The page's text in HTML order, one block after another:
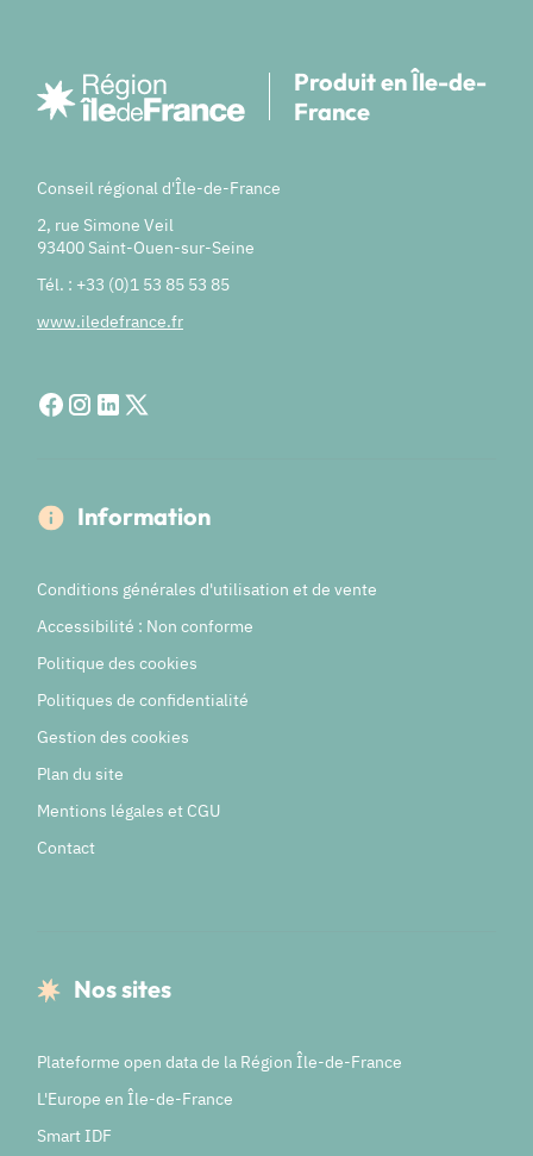
Produit en Île-de-
France
Conseil régional d'Île-de-France
2, rue Simone Veil
93400 Saint-Ouen-sur-Seine
Tél. : +33 (0)1 53 85 53 85
www.iledefrance.fr
Information
Conditions générales d'utilisation et de vente
Accessibilité : Non conforme
Politique des cookies
Politiques de confidentialité
Gestion des cookies
Plan du site
Mentions légales et CGU
Contact
Nos sites
Plateforme open data de la Région Île-de-France
L'Europe en Île-de-France
Smart IDF